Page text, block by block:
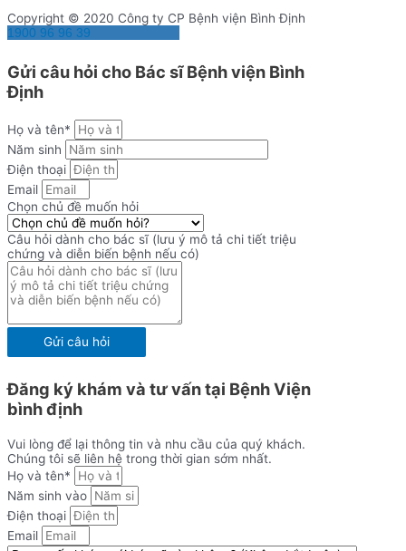
Copyright © 2020 Công ty CP Bệnh viện Bình Định
1900 96 96 39
Gửi câu hỏi cho Bác sĩ Bệnh viện Bình
Định
Họ và tên*
Năm sinh
Điện thoại
Email
Chọn chủ đề muốn hỏi
Câu hỏi dành cho bác sĩ (lưu ý mô tả chi tiết triệu
chứng và diễn biến bệnh nếu có)
Gửi câu hỏi
Đăng ký khám và tư vấn tại Bệnh Viện
bình định
Vui lòng để lại thông tin và nhu cầu của quý khách.
Chúng tôi sẽ liên hệ trong thời gian sớm nhất.
Họ và tên*
Năm sinh vào
Điện thoại
Email